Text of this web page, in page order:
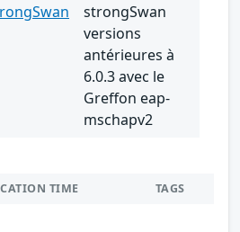
strongSwan
versions
antérieures à
6.0.3 avec le
Greffon eap-
mschapv2
TIME TAGS